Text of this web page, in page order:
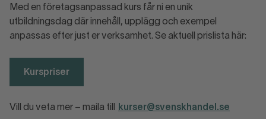
Med en företagsanpassad kurs får ni en unik
utbildningsdag där innehåll, upplägg och exempel
anpassas efter just er verksamhet. Se aktuell prislista här:
Kurspriser
Vill du veta mer – maila till kurser@svenskhandel.se